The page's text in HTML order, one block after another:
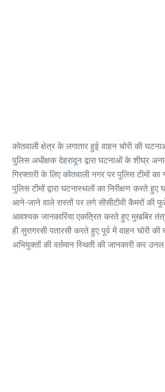
कोतवाली क्षेत्र के लगातार हुई वाहन चोरी की
पुलिस अधीक्षक देहरादून द्वारा घटनाओं के शीघ्र
गिरफ्तारी के लिए कोतवाली नगर पर पुलिस टीमों
पुलिस टीमों द्वारा घटनास्थलों का निरीक्षण करते
आने-जाने वाले रास्तों पर लगे सीसीटीवी कैमरों की
आवश्यक जानकारिंया एकत्रित करते हुए मुखबिर
ही सुरागरसी पतारसी करते हुए पूर्व में वाहन चोरी
अभियुक्तों की वर्तमान स्थिती की जानकारी कर